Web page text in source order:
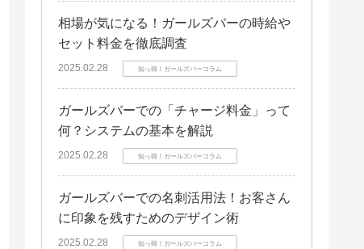
相場が気になる！ガールズバーの時給や
セット料金を徹底調査
2025.02.28 知っ得！ガールズバーコラム
ガールズバーでの「チャージ料金」って
何？システムの基本を解説
2025.02.28 知っ得！ガールズバーコラム
ガールズバーでの名刺活用法！お客さん
に印象を残すためのデザイン術
2025.02.28 知っ得！ガールズバーコラム